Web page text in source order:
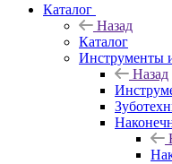
Каталог
Назад
Каталог
Инструменты
Назад